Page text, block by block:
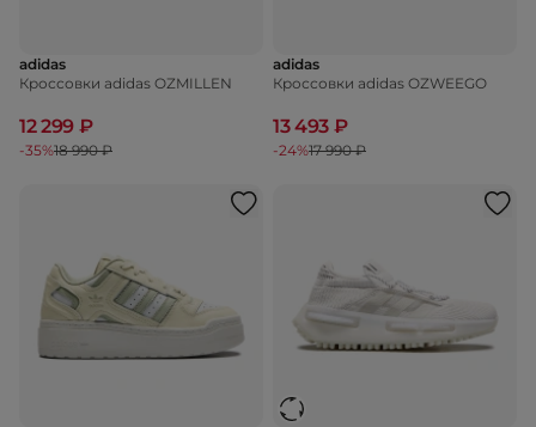
adidas
Кроссовки adidas OZMILLEN
12 299 ₽
-35%18 990 ₽
adidas
Кроссовки adidas OZWEEGO
13 493 ₽
-24%17 990 ₽